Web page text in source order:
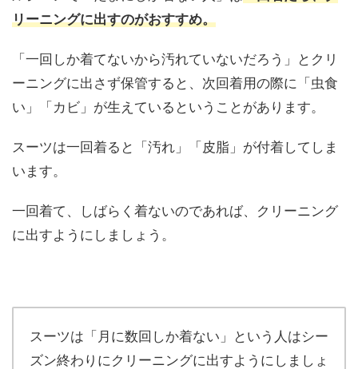
リーニングに出すのがおすすめ。
「一回しか着てないから汚れていないだろう」とクリ
ーニングに出さず保管すると、次回着用の際に「虫食
い」「カビ」が生えているということがあります。
スーツは一回着ると「汚れ」「皮脂」が付着してしま
います。
一回着て、しばらく着ないのであれば、クリーニング
に出すようにしましょう。
スーツは「月に数回しか着ない」という人はシー
ズン終わりにクリーニングに出すようにしましょ